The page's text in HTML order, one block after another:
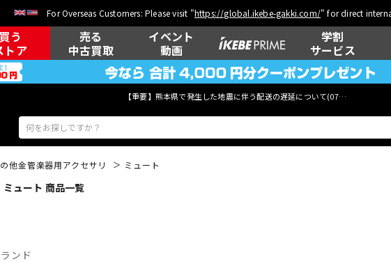
For Overseas Customers: Please visit "https://global.ikebe-gakki.com/" for direct
買う
トア
売る
中古買取
イベント
動画
学割
サービス
【重要】熊本県で発生した地震に伴う配送の遅延について(07月29日
アコギ/エレ
電子ピアノ
他金管楽器用アクセサリ ミュート
ュート 商品一覧
ンド